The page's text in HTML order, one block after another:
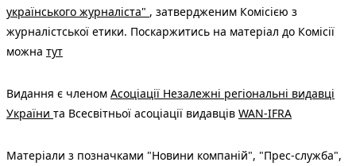
українського журналіста" , затвердженим Комісією з
журналістської етики. Поскаржитись на матеріал до Комісії
можна тут
Видання є членом Асоціації Незалежні регіональні видавці
України та Всесвітньої асоціації видавців WAN-IFRA
Матеріали з позначками "Новини компаній", "Прес-служба",